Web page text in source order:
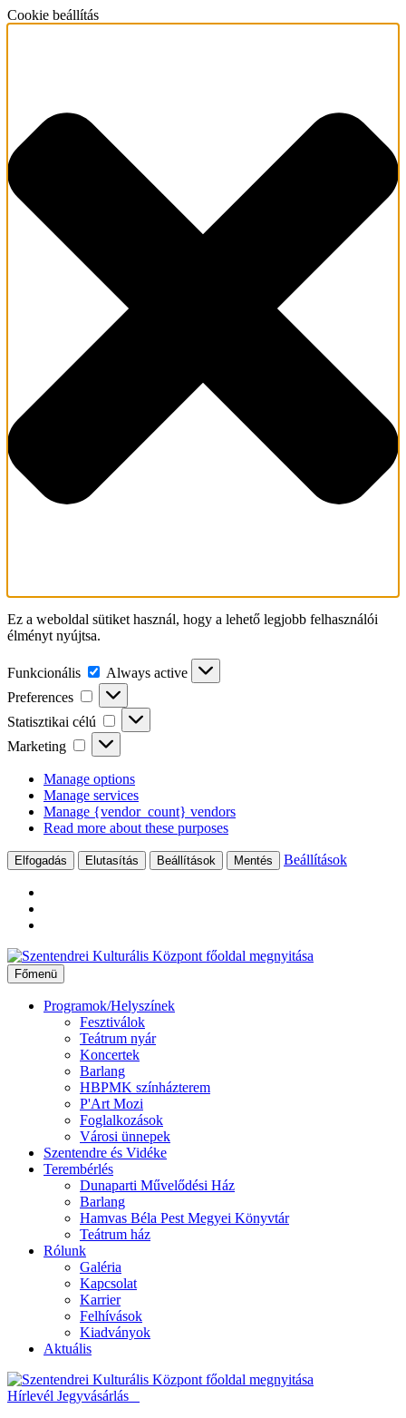
Cookie beállítás
Ez a weboldal sütiket használ, hogy a lehető legjobb felhasználói
élményt nyújtsa.
Funkcionális Funkcionális
Always active
Preferences
Preferences
Statisztikai célú
Statisztikai
célú
Marketing
Marketing
Manage options
Manage services
Manage {vendor_count} vendors
Read more about these purposes
Elfogadás Elutasítás Beállítások Mentés Beállítások
Ugrás
a
tartalomhoz
Főmenü
Programok/Helyszínek
Fesztiválok
Teátrum nyár
Koncertek
Barlang
HBPMK színházterem
P'Art Mozi
Foglalkozások
Városi ünnepek
Szentendre és Vidéke
Terembérlés
Dunaparti Művelődési Ház
Barlang
Hamvas Béla Pest Megyei Könyvtár
Teátrum ház
Rólunk
Galéria
Kapcsolat
Karrier
Felhívások
Kiadványok
Aktuális
Hírlevél Jegyvásárlás